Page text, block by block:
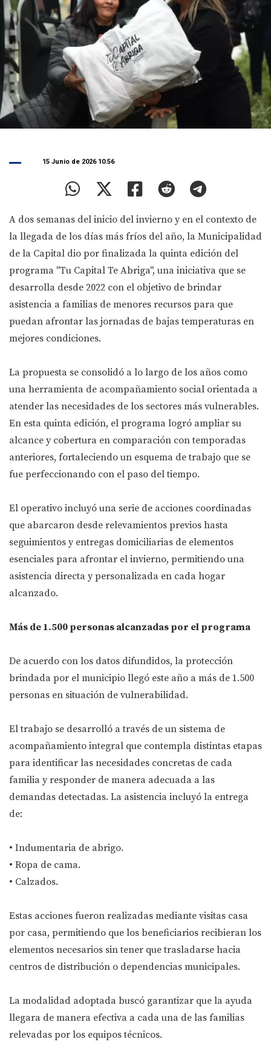
15 Junio de 2026 10.56
A dos semanas del inicio del invierno y en el contexto de
la llegada de los días más fríos del año, la Municipalidad
de la Capital dio por finalizada la quinta edición del
programa "Tu Capital Te Abriga", una iniciativa que se
desarrolla desde 2022 con el objetivo de brindar
asistencia a familias de menores recursos para que
puedan afrontar las jornadas de bajas temperaturas en
mejores condiciones.
La propuesta se consolidó a lo largo de los años como
una herramienta de acompañamiento social orientada a
atender las necesidades de los sectores más vulnerables.
En esta quinta edición, el programa logró ampliar su
alcance y cobertura en comparación con temporadas
anteriores, fortaleciendo un esquema de trabajo que se
fue perfeccionando con el paso del tiempo.
El operativo incluyó una serie de acciones coordinadas
que abarcaron desde relevamientos previos hasta
seguimientos y entregas domiciliarias de elementos
esenciales para afrontar el invierno, permitiendo una
asistencia directa y personalizada en cada hogar
alcanzado.
Más de 1.500 personas alcanzadas por el programa
De acuerdo con los datos difundidos, la protección
brindada por el municipio llegó este año a más de 1.500
personas en situación de vulnerabilidad.
El trabajo se desarrolló a través de un sistema de
acompañamiento integral que contempla distintas etapas
para identificar las necesidades concretas de cada
familia y responder de manera adecuada a las
demandas detectadas. La asistencia incluyó la entrega
de:
• Indumentaria de abrigo.
• Ropa de cama.
• Calzados.
Estas acciones fueron realizadas mediante visitas casa
por casa, permitiendo que los beneficiarios recibieran los
elementos necesarios sin tener que trasladarse hacia
centros de distribución o dependencias municipales.
La modalidad adoptada buscó garantizar que la ayuda
llegara de manera efectiva a cada una de las familias
relevadas por los equipos técnicos.